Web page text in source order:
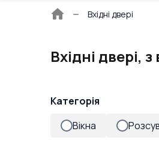
Головна
Вхідні двері
Вхідні двері,
Категорія
Вікна